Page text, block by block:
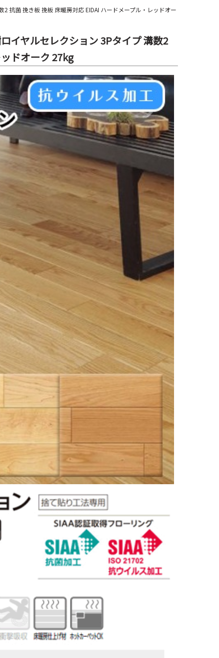
抗菌 挽き板 挽板 床暖房対応 EIDAI ハードメープル・レッドオー
イヤルセレクション 3Pタイプ 溝数2
ドオーク 27kg